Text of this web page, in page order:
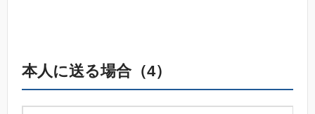
本人に送る場合（4）